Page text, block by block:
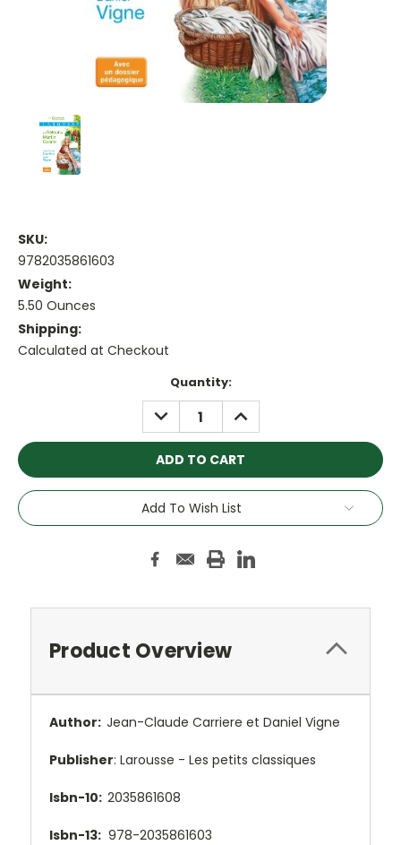
SKU:
9782035861603
Weight:
5.50 Ounces
Shipping:
Calculated at Checkout
Quantity:
DECREASE
QUANTITY:
INCREASE
QUANTITY:
Add To Wish List
Product Overview
Author: Jean-Claude Carriere et Daniel Vigne
Publisher: Larousse - Les petits classiques
Isbn-10: 2035861608
Isbn-13: 978-2035861603